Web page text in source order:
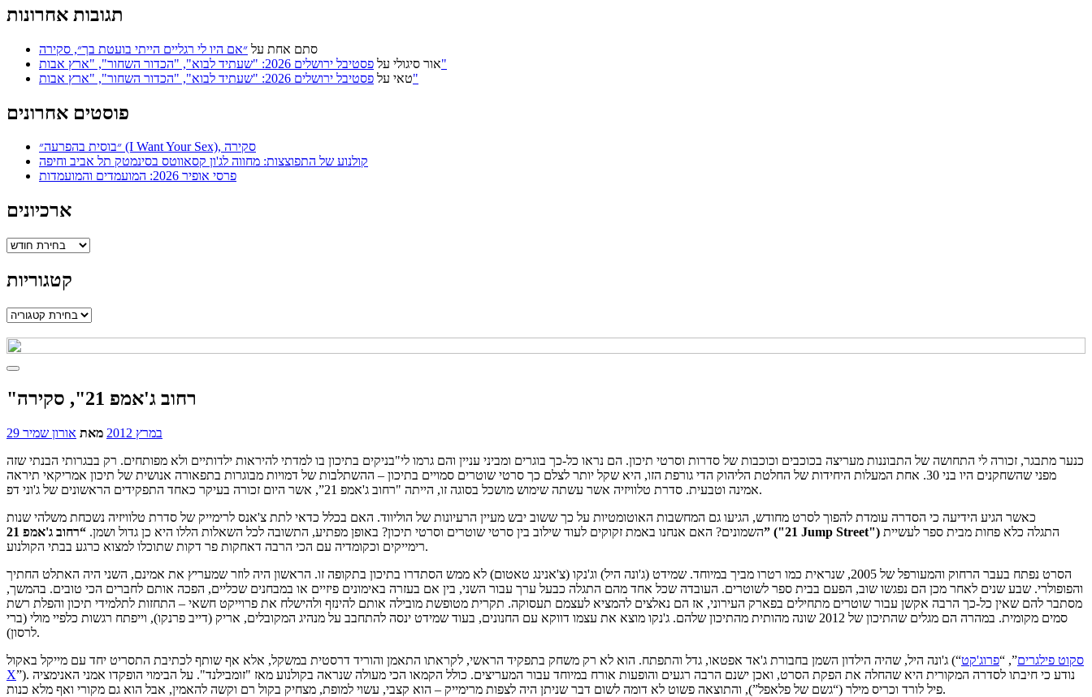
תגובות אחרונות
סתם אחת על ״אם היו לי רגליים הייתי בועטת בך״, סקירה
אור סיגולי על
פסטיבל ירושלים 2026: "שעתיד לבוא", "הכדור השחור", "ארץ אבות"
טאי על פסטיבל ירושלים 2026: "שעתיד לבוא", "הכדור השחור", "ארץ אבות"
פוסטים אחרונים
״בוסית בהפרעה״ (I Want Your Sex), סקירה
קולנוע של התפוצצות: מחווה לג'ון קסאווטס בסינמטק תל אביב וחיפה
פרסי אופיר 2026: המועמדים והמועמדות
ארכיונים
ארכיונים
קטגוריות
קטגוריות
"רחוב ג'אמפ 21", סקירה
29 במרץ 2012 מאת אורון שמיר
כנער מתבגר, זכורה לי התחושה של התבוננות מעריצה בכוכבים וכוכבות של סדרות וסרטי תיכון. הם נראו כל-כך בוגרים ומביני עניין והם גרמו לי"בניקים בתיכון בו למדתי להיראות ילדותיים ולא מפותחים. רק בבגרותי הבנתי שזה
מפני שהשחקנים היו בני 30. אחת המעלות היחידות של החלטת הליהוק הדי גורפת הזו, היא שקל יותר לצלם כך סרטי שוטרים סמויים בתיכון – ההשתלבות של דמויות מבוגרות בתפאורה אנושית של תיכון אמריקאי תיראה
אמינה וטבעית. סדרת טלוויזיה אשר עשתה שימוש מושכל בסוגה זו, הייתה "רחוב ג'אמפ 21”, אשר היום זכורה בעיקר כאחד התפקידים הראשונים של ג'וני דפ.
כאשר הגיע הידיעה כי הסדרה עומדת להפוך לסרט מחודש, הגיעו גם המחשבות האוטומטיות על כך ששוב יבש מעיין הרעיונות של הוליווד. האם בכלל כדאי לתת צ'אנס לרימייק של סדרת טלוויזיה נשכחת משלהי שנות
השמונים? האם אנחנו באמת זקוקים לעוד שילוב בין סרטי שוטרים וסרטי תיכון? באופן מפתיע, התשובה לכל השאלות הללו היא כן גדול ושמן.
“רחוב ג'אמפ 21” ("21 Jump Street")
רימייקים וכקומדיה עם הכי הרבה דאחקות פר דקות שתוכלו למצוא כרגע בבתי הקולנוע.
הסרט נפתח בעבר הרחוק והמעורפל של 2005, שנראית כמו רטרו מביך במיוחד. שמידט (ג'ונה היל) וג'נקו (צ'אנינג טאטום) לא ממש הסתדרו בתיכון בתקופה זו. הראשון היה לוזר שמעריץ את אמינם, השני היה האתלט החתיך
והפופולרי. שבע שנים לאחר מכן הם נפגשו שוב, הפעם בבית ספר לשוטרים. העובדה שכל אחד מהם התגלה כבעל ערך עבור השני, בין אם בעזרה באימונים פיזיים או במבחנים שכליים, הפכה אותם לחברים הכי טובים. בהמשך,
מסתבר להם שאין כל-כך הרבה אקשן עבור שוטרים מתחילים בפארק העירוני, אז הם נאלצים להמציא לעצמם תעסוקה. תקרית מטופשת מובילה אותם להינזף ולהישלח את פרוייקט חשאי – התחזות לתלמידי תיכון והפלת רשת
סמים מקומית. במהרה הם מגלים שהתיכון של 2012 שונה מהותית מהתיכון שלהם. ג'נקו מוצא את עצמו דווקא עם החנונים, בעוד שמידט ינסה להתחבב על מנהיג המקובלים, אריק (דייב פרנקו), וייפתח רגשות כלפיי מולי (ברי
לרסון).
ג'ונה היל, שהיה הילדון השמן בחבורת ג'אד אפטאו, גדל והתפתח. הוא לא רק משחק בתפקיד הראשי, לקראתו התאמן והוריד דרסטית במשקל, אלא אף שותף לכתיבת התסריט יחד עם מייקל באקול (“
סקוט פילגרים”, “פרוג'קט
X”). נודע כי חיבתו לסדרה המקורית היא שהחלה את הפקת הסרט, ואכן ישנם הרבה רגעים והופעות אורח במיוחד עבור המעריצים. כולל הקמאו הכי מעולה שנראה בקולנוע מאז "זומבילנד". על הבימוי הופקדו אמני האנימציה
פיל לורד וכריס מילר (“גשם של פלאפל”), והתוצאה פשוט לא דומה לשום דבר שניתן היה לצפות מרימייק – הוא קצבי, עשוי למופת, מצחיק בקול רם וקשה להאמין, אבל הוא גם מקורי ואף מלא כנות.